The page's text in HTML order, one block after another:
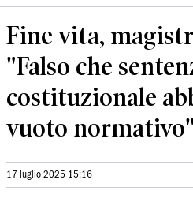
Fine vita,
"Falso che
costituzionale
vuoto normativo"
17 luglio 2025 15:16